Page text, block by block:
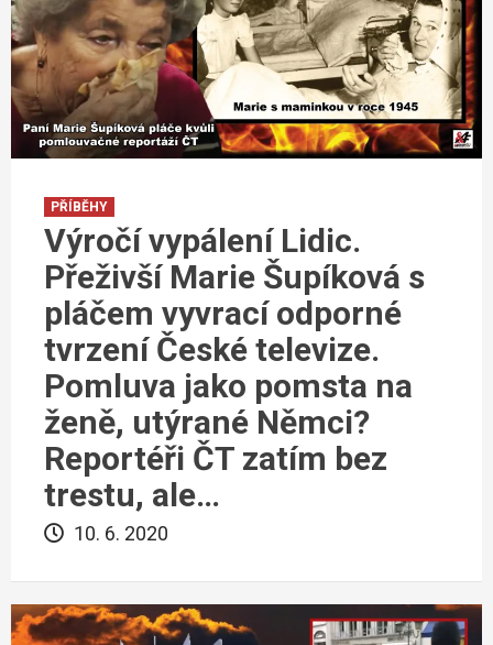
PŘÍBĚHY
Výročí vypálení Lidic.
Přeživší Marie Šupíková s
pláčem vyvrací odporné
tvrzení České televize.
Pomluva jako pomsta na
ženě, utýrané Němci?
Reportéři ČT zatím bez
trestu, ale…
10. 6. 2020